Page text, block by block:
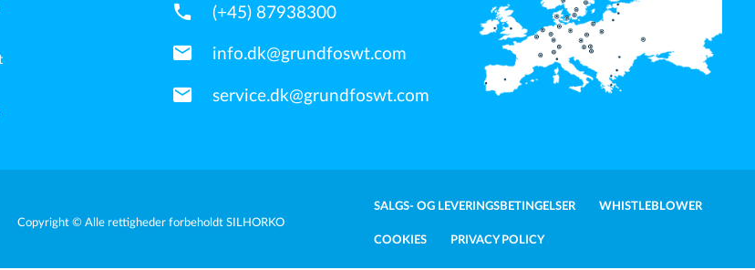
phone (+45) 87938300
mail info.dk@grundfoswt.com
mail service.dk@grundfoswt.com
Copyright © Alle rettigheder forbeholdt SILHORKO
SALGS- OG LEVERINGSBETINGELSER WHISTLEBLOWER
COOKIES PRIVACY POLICY